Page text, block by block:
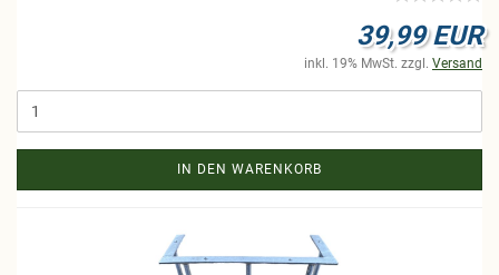
39,99 EUR
inkl. 19% MwSt. zzgl. Versand
IN DEN WARENKORB